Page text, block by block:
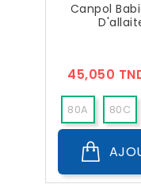
Canpol
45,050
80A 80C
85C 85D